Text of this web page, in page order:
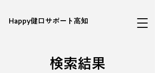
​Happy健口サポート高知
検索結果